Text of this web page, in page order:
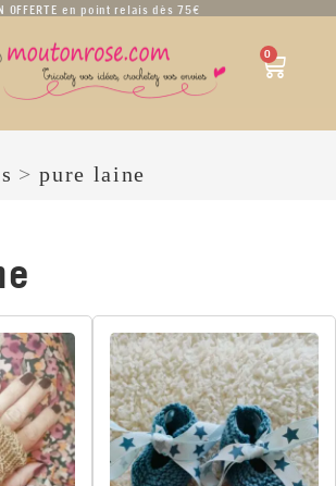
OFFERTE en point relais dès 75€
0
> pure laine